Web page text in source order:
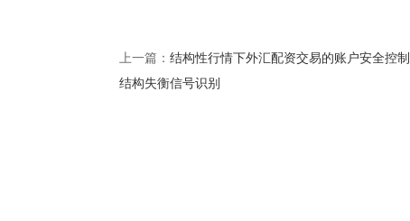
上一篇： 结构性行情下外汇配资交易的账户安全控制
结构失衡信号识别